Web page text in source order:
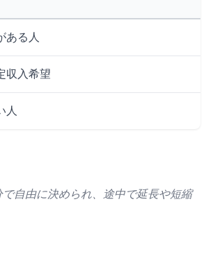
ある人
収入希望
人
自由に決められ、途中で延長や短縮